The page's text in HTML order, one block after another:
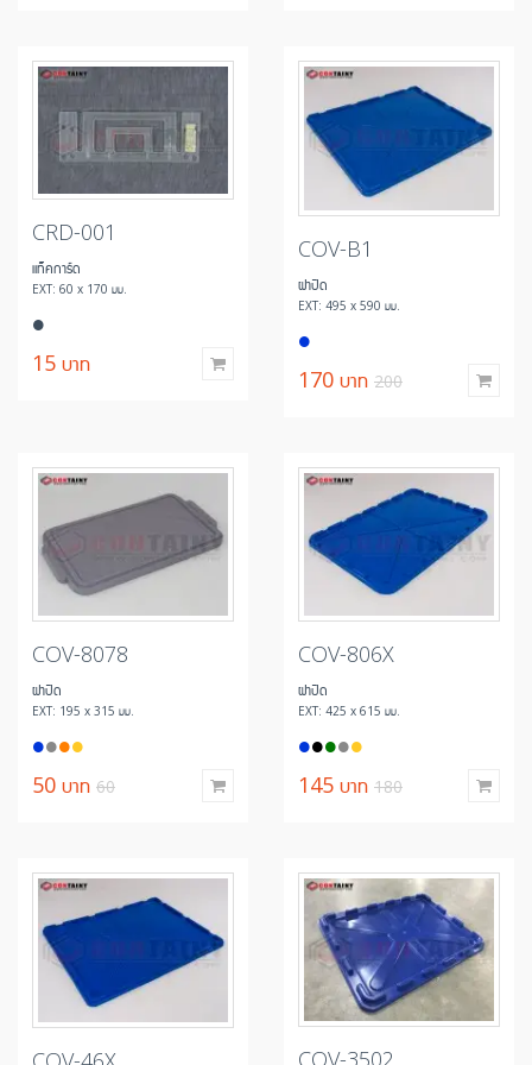
CRD-001
แท็คการ์ด
EXT: 60 x 170 มม.
15 บาท
COV-B1
ฝาปิด
EXT: 495 x 590 มม.
170 บาท 200
COV-8078
ฝาปิด
EXT: 195 x 315 มม.
50 บาท 60
COV-806X
ฝาปิด
EXT: 425 x 615 มม.
145 บาท 180
COV-3502